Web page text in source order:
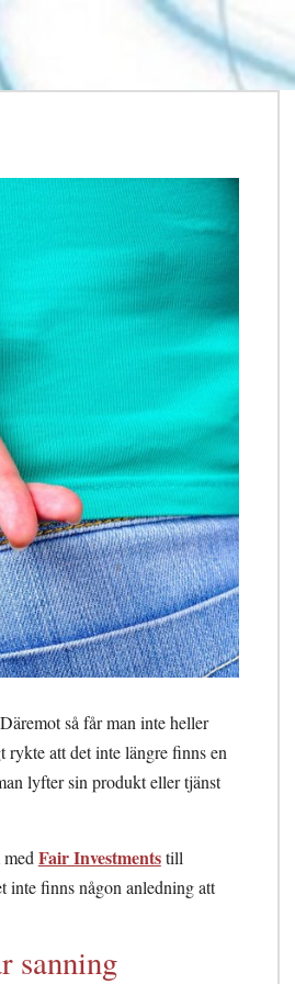
så får man inte heller
rykte att det inte längre finns en
lyfter sin produkt eller tjänst
Fair Investmentstill
inte finns någon anledning att
sanning